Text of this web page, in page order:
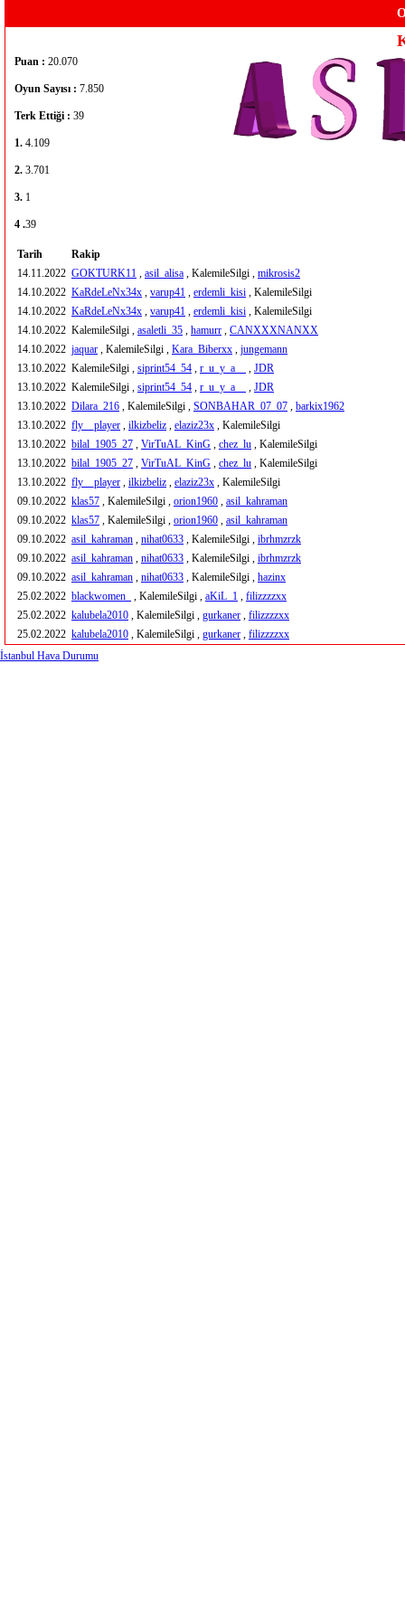
Puan : 20.070
Oyun Sayısı : 7.850
Terk Ettiği : 39
1. 4.109
2. 3.701
3. 1
4 .39
Tarih
Rakip
14.11.2022 GOKTURK11 , asil_alisa , KalemileSilgi , mikrosis2
14.10.2022 KaRdeLeNx34x , varup41 , erdemli_kisi , KalemileSilgi
14.10.2022 KaRdeLeNx34x , varup41 , erdemli_kisi , KalemileSilgi
14.10.2022 KalemileSilgi , asaletli_35 , hamurr , CANXXXNANXX
14.10.2022 jaquar , KalemileSilgi , Kara_Biberxx , jungemann
13.10.2022 KalemileSilgi , siprint54_54 , r_u_y_a__ , JDR
13.10.2022 KalemileSilgi , siprint54_54 , r_u_y_a__ , JDR
13.10.2022 Dilara_216 , KalemileSilgi , SONBAHAR_07_07 , barkix1962
13.10.2022 fly__player , ilkizbeliz , elaziz23x , KalemileSilgi
13.10.2022 bilal_1905_27 , VirTuAL_KinG , chez_lu , KalemileSilgi
13.10.2022 bilal_1905_27 , VirTuAL_KinG , chez_lu , KalemileSilgi
13.10.2022 fly__player , ilkizbeliz , elaziz23x , KalemileSilgi
09.10.2022 klas57 , KalemileSilgi , orion1960 , asil_kahraman
09.10.2022 klas57 , KalemileSilgi , orion1960 , asil_kahraman
09.10.2022 asil_kahraman , nihat0633 , KalemileSilgi , ibrhmzrzk
09.10.2022 asil_kahraman , nihat0633 , KalemileSilgi , ibrhmzrzk
09.10.2022 asil_kahraman , nihat0633 , KalemileSilgi , hazinx
25.02.2022 blackwomen_ , KalemileSilgi , aKiL_1 , filizzzzxx
25.02.2022 kalubela2010 , KalemileSilgi , gurkaner , filizzzzxx
25.02.2022 kalubela2010 , KalemileSilgi , gurkaner , filizzzzxx
İstanbul Hava Durumu